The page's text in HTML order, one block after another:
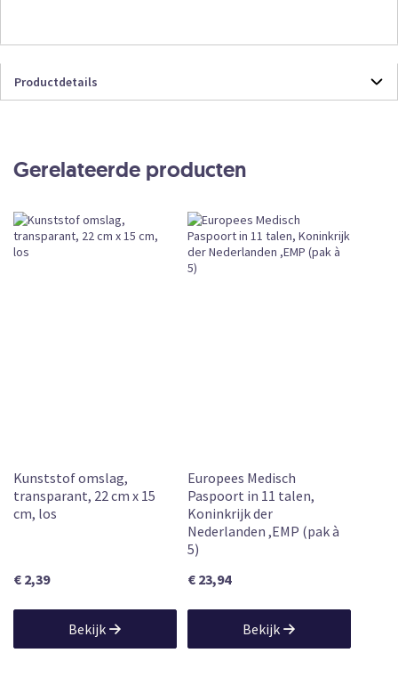
Productdetails
20
Vandaag vóór 12:00 uur besteld, vandaag
verzonden
Gerelateerde producten
Kunststof omslag,
transparant, 22 cm x 15
cm, los
€ 2,39
Bekijk
Europees Medisch
Paspoort in 11 talen,
Koninkrijk der
Nederlanden ,EMP (pak à
5)
€ 23,94
Bekijk